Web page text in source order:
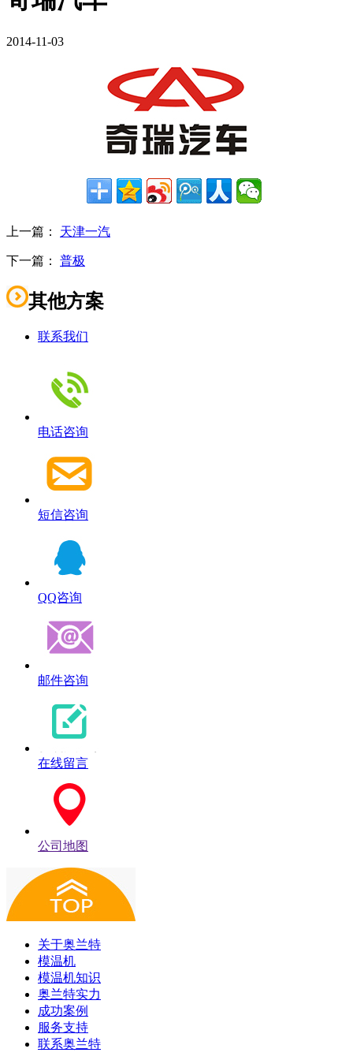
2014-11-03
上一篇： 天津一汽
下一篇： 普极
其他方案
联系我们
电话咨询
短信咨询
QQ咨询
邮件咨询
在线留言
公司地图
关于奥兰特
模温机
模温机知识
奥兰特实力
成功案例
服务支持
联系奥兰特